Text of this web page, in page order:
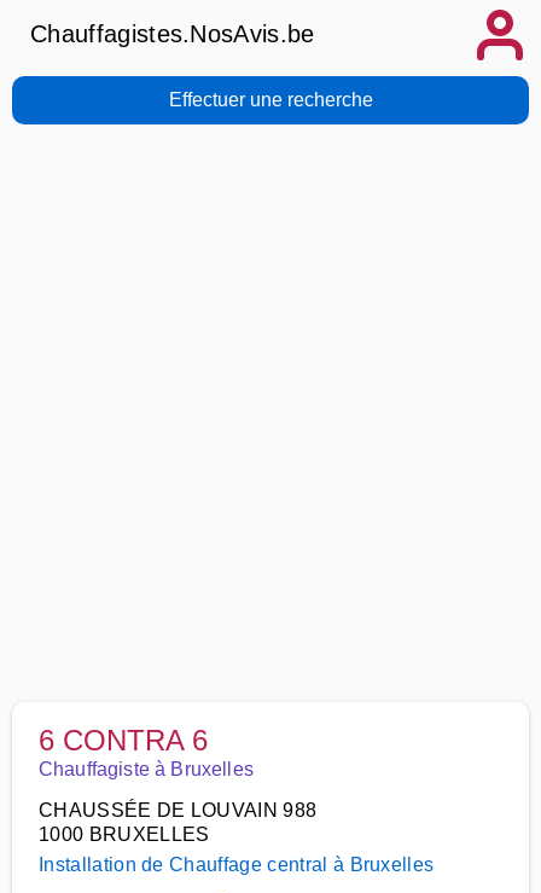
Chauffagistes.NosAvis.be
Effectuer une recherche
6 CONTRA 6
Chauffagiste à Bruxelles
CHAUSSÉE DE LOUVAIN 988
1000 BRUXELLES
Installation de Chauffage central à Bruxelles